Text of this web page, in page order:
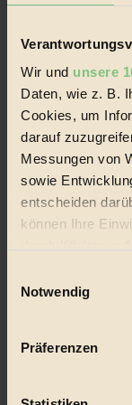
Wir und unsere
Daten, wie z. B.
Cookies, um
darauf
Messungen von
sowie
entscheiden
können Ihre
welche bis
Merkmalen
Notwendig
Präferenzen
WIR SIND